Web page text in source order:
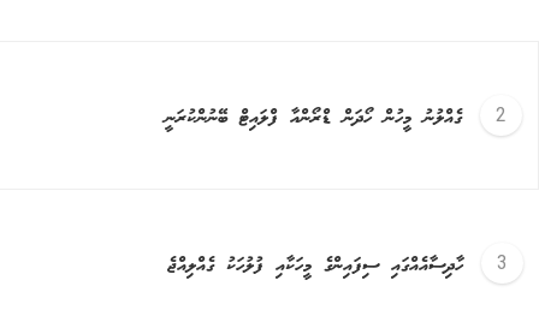
ގެއްލުނު މީހުން ހޯދަން ޑްރޯންއާ ފްލައިޓް ބޭނުންކުރަނީ
ހާދިސާއެއްގައި ސިފައިންގެ މީހަކާއި ފުލުހަކު ގެއްލިއްޖެ